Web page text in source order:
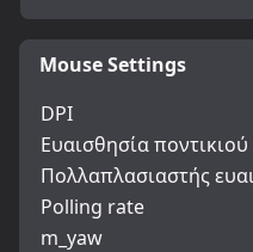
Mouse Settings
DPI
Ευαισθησία ποντικιού
Πολλαπλασιαστής
Polling rate
m_yaw